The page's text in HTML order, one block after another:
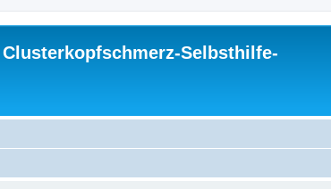
Selbsthilfe-